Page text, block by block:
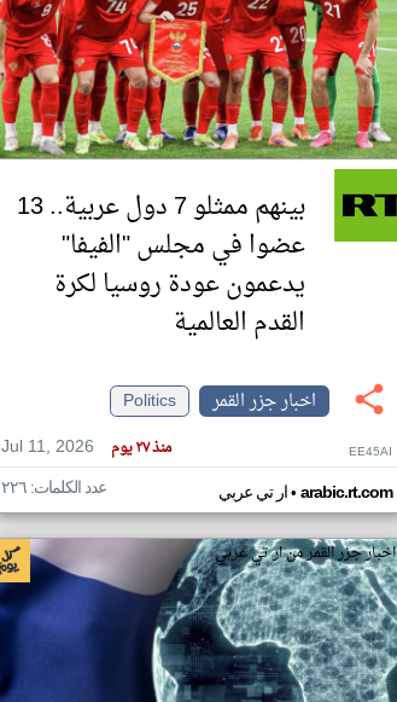
بينهم ممثلو 7 دول عربية.. 13
عضوا في مجلس "الفيفا"
يدعمون عودة روسيا لكرة
القدم العالمية
اخبار جزر القمر
Politics
Jul 11, 2026
منذ ٢٧ يوم EE45AI
ار تي عربي• arabic.rt.com عدد الكلمات: ٢٢٦
اخبار جزر القمر من ار تي عربي